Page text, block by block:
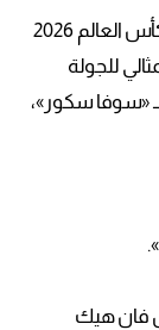
2026
للجولة
كأس العالم 2026، وفقًا لـ «سوفا سكور»،
(المغرب) «7.9»- بول فان هيك